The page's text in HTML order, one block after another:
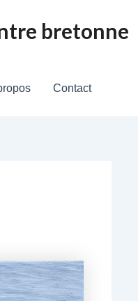
bretonne
Contact